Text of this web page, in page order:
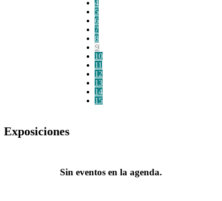
4
5
6
7
8
9
10
11
12
13
14
15
Exposiciones
Sin eventos en la agenda.